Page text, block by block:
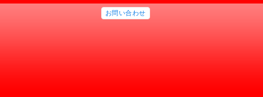
お問い合わせ